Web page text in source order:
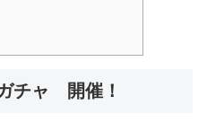
チャ 開催！